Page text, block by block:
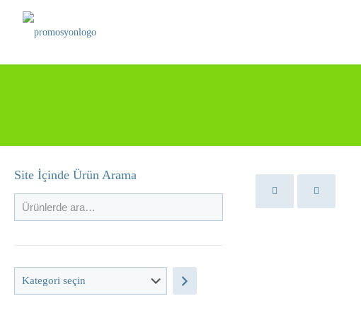
Site İçinde Ürün Arama
Kategori